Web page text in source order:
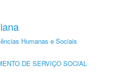
Humanas e Sociais
DE SERVIÇO SOCIAL